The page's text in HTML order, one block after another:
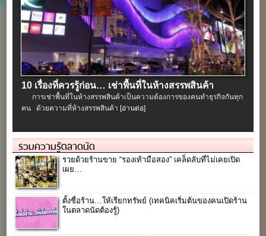
10 เรื่องที่ควรรู้ก่อน… เช่าพื้นที่ในห้างสรรพสินค้า
การเช่าพื้นที่ในห้างสรรพสินค้าเป็นความต้องการของคนทำธุรกิจกันทุก
คน ด้วยความที่ห้างสรรพสินค้า[อ่านต่อ]
รวมความรู้ตลาดนัด
รวยด้วยร้านขาย “รองเท้ามือสอง” เคล็ดลับที่ไม่เคยเปิด
เผย…
ตั้งชื่อร้าน…ให้เรียกทรัพย์ (เทคนิคเริ่มต้นของคนเปิดร้าน
ในตลาดนัดต้องรู้)